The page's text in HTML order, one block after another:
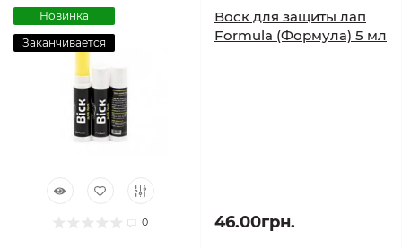
Новинка
Заканчивается
0
Воск для защиты лап
Formula (Формула) 5 мл
46.00грн.